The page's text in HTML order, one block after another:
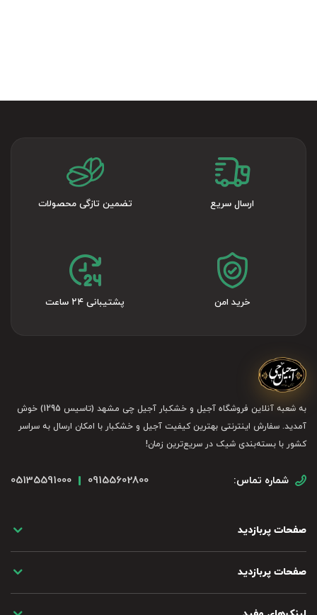
ارسال سریع تضمین تازگی محصولات
خرید امن پشتیبانی ۲۴ ساعت
به شعبه آنلاین فروشگاه آجیل و خشکبار آجیل چی مشهد (تاسیس 1295) خوش
آمدید. سفارش اینترنتی بهترین کیفیت آجیل و خشکبار با امکان ارسال به سراسر
کشور با بسته‌بندی شیک در سریع‌ترین زمان!
شماره تماس: 09155602800
05135591000
صفحات پربازدید
صفحات پربازدید